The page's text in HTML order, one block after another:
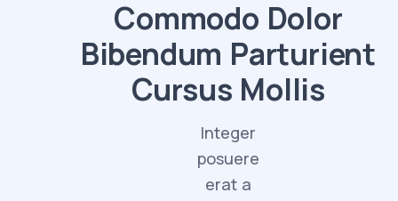
Commodo Dolor
Bibendum Parturient
Cursus Mollis
Integer
posuere
erat a